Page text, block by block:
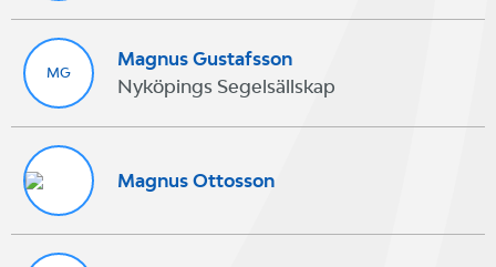
MG
Magnus Gustafsson
Nyköpings Segelsällskap
Magnus Ottosson